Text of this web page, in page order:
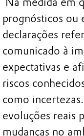
prognósticos ou
declarações
comunicado à
expectativas e
riscos
como
evoluções reais
mudanças no